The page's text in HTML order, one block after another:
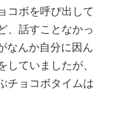
コボを呼び出して
、話すことなかっ
なんか自分に因ん
していましたが、
チョコボタイムは